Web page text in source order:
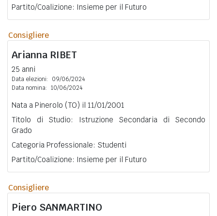
Partito/Coalizione: Insieme per il Futuro
Consigliere
Arianna RIBET
25 anni
Data elezioni:
09/06/2024
Data nomina: 10/06/2024
Nata a Pinerolo (TO) il 11/01/2001
Titolo di Studio: Istruzione Secondaria di Secondo
Grado
Categoria Professionale: Studenti
Partito/Coalizione: Insieme per il Futuro
Consigliere
Piero SANMARTINO